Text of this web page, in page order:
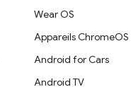
Wear OS
Appareils ChromeOS
Android for Cars
Android TV